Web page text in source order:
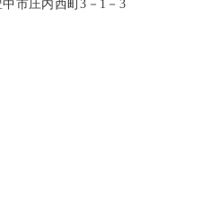
市庄内西町3－1－3